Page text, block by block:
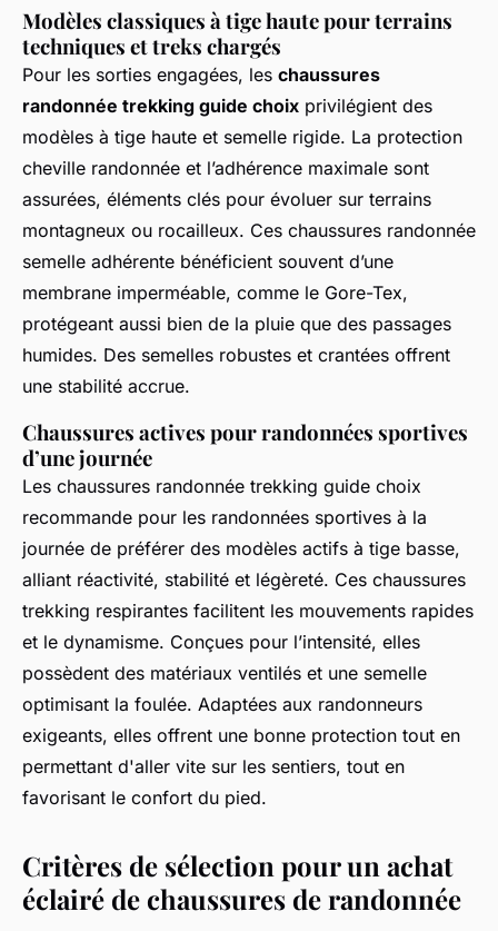
Modèles classiques à tige haute pour terrains
techniques et treks chargés
Pour les sorties engagées, les chaussures
randonnée trekking guide choix privilégient des
modèles à tige haute et semelle rigide. La protection
cheville randonnée et l’adhérence maximale sont
assurées, éléments clés pour évoluer sur terrains
montagneux ou rocailleux. Ces chaussures randonnée
semelle adhérente bénéficient souvent d’une
membrane imperméable, comme le Gore-Tex,
protégeant aussi bien de la pluie que des passages
humides. Des semelles robustes et crantées offrent
une stabilité accrue.
Chaussures actives pour randonnées sportives
d’une journée
Les chaussures randonnée trekking guide choix
recommande pour les randonnées sportives à la
journée de préférer des modèles actifs à tige basse,
alliant réactivité, stabilité et légèreté. Ces chaussures
trekking respirantes facilitent les mouvements rapides
et le dynamisme. Conçues pour l’intensité, elles
possèdent des matériaux ventilés et une semelle
optimisant la foulée. Adaptées aux randonneurs
exigeants, elles offrent une bonne protection tout en
permettant d'aller vite sur les sentiers, tout en
favorisant le confort du pied.
Critères de sélection pour un achat
éclairé de chaussures de randonnée